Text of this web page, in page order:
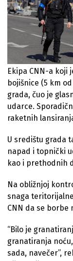
Ekipa CNN-a koji
bojišnice (5 km
grada, čuo je
udarce.
raketnih
U središtu grada
napad i topnički
kao i prethodnih
Na obližnjoj
snaga
CNN da se borbe
“Bilo je
granatiranja
sada, navečer”,